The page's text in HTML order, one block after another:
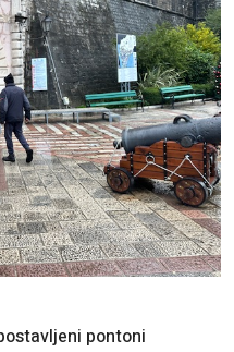
pontoni